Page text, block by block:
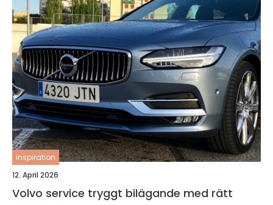
inspiration
12. April 2026
Volvo service tryggt bilägande med rätt